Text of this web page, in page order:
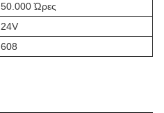
50.000 Ώρες
24V
608